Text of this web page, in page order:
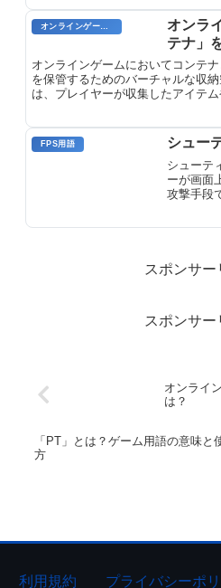
オンラ
テナ」
オンラインゲームにおいてコンテ
を保管するためのバーチャルな収
は、プレイヤーが収集したアイテ
く、コンテナにはインベントリ拡張
FPS用語 シュー
シューテ
ーが画面
攻撃手段
ムプレイ
は、一人
スポンサー
スポンサー
オンライ
は？
「PT」とは？ゲーム用語の意味と
方
利用規約 プライバシーポ